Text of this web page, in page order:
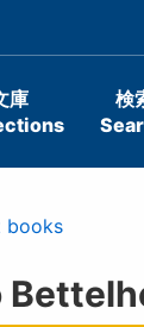
庫
検
books